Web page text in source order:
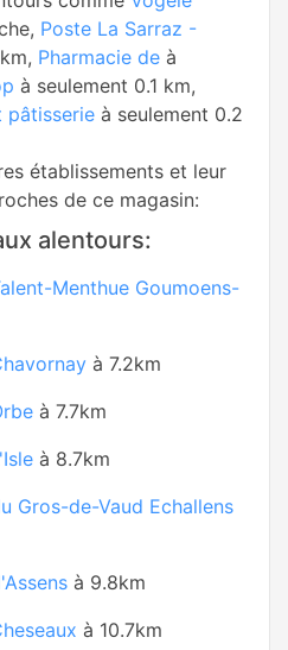
Poste La Sarraz -
Pharmacie de à
à seulement 0.1 km,
pâtisserie à seulement 0.2
établissements et leur
de ce magasin:
alentours:
Menthue Goumoens-
à 7.2km
à 7.7km
à 8.7km
Gros-de-Vaud Echallens
à 9.8km
à 10.7km